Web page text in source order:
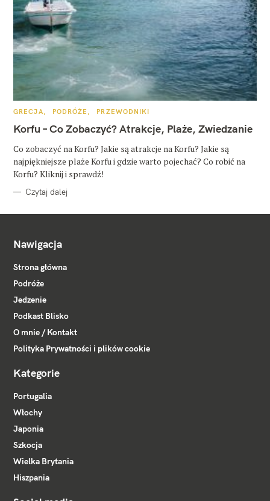
K
T
E
O
R
I
GRECJA PODRÓŻE PRZEWODNIKI
Korfu – Co Zobaczyć? Atrakcje, Plaże, Zwiedzanie
Co zobaczyć na Korfu? Jakie są atrakcje na Korfu? Jakie są
najpiękniejsze plaże Korfu i gdzie warto pojechać? Co robić na
Korfu? Kliknij i sprawdź!
Czytaj dalej
Nawigacja
Strona główna
Podróże
Jedzenie
Podkast Blisko
O mnie / Kontakt
Polityka Prywatności i plików cookie
Kategorie
Portugalia
Włochy
Japonia
Szkocja
Wielka Brytania
Hiszpania